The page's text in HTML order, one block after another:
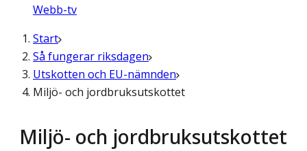
Webb-tv
Start
Så fungerar riksdagen
Utskotten och EU-nämnden
Miljö- och jordbruksutskottet
Miljö- och jordbruksutskottet